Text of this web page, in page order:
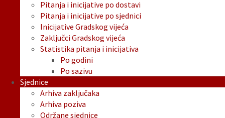
Pitanja i inicijative po dostavi
Pitanja i inicijative po sjednici
Inicijative Gradskog vijeća
Zaključci Gradskog vijeća
Statistika pitanja i inicijativa
Po godini
Po sazivu
Sjednice
Arhiva zaključaka
Arhiva poziva
Održane sjednice